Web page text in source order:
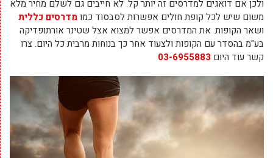
ולכן אם דואגים למדרסים זה יותר קל. לא חייבים גם לשלם מחיר מלא
משום שיש לכל קופת חולים אפשרות לסבסוד כמומדרסים כללית
ושאר הקופות. את המדרסים אפשר למצוא אצל שטינר אורתופדיקה
בע"מ בהסדר עם הקופות ולצעוד אחר כך בנוחות מרבית כל היום. צרו
קשר עוד היום 03-6955883